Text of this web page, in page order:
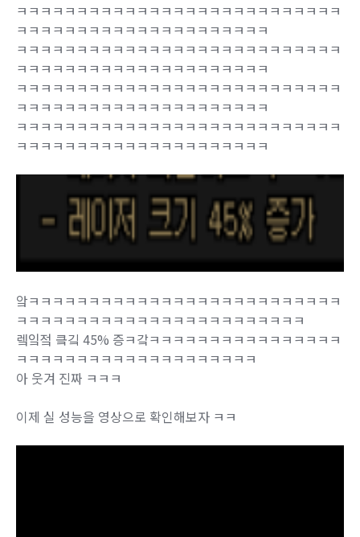
ㅋㅋㅋㅋㅋㅋㅋㅋㅋㅋㅋㅋㅋㅋㅋㅋㅋㅋㅋㅋㅋㅋㅋㅋㅋㅋㅋ
ㅋㅋㅋㅋㅋㅋㅋㅋㅋㅋㅋㅋㅋㅋㅋㅋㅋㅋㅋㅋㅋ
ㅋㅋㅋㅋㅋㅋㅋㅋㅋㅋㅋㅋㅋㅋㅋㅋㅋㅋㅋㅋㅋㅋㅋㅋㅋㅋㅋ
ㅋㅋㅋㅋㅋㅋㅋㅋㅋㅋㅋㅋㅋㅋㅋㅋㅋㅋㅋㅋㅋ
ㅋㅋㅋㅋㅋㅋㅋㅋㅋㅋㅋㅋㅋㅋㅋㅋㅋㅋㅋㅋㅋㅋㅋㅋㅋㅋㅋ
ㅋㅋㅋㅋㅋㅋㅋㅋㅋㅋㅋㅋㅋㅋㅋㅋㅋㅋㅋㅋㅋ
ㅋㅋㅋㅋㅋㅋㅋㅋㅋㅋㅋㅋㅋㅋㅋㅋㅋㅋㅋㅋㅋㅋㅋㅋㅋㅋㅋ
ㅋㅋㅋㅋㅋㅋㅋㅋㅋㅋㅋㅋㅋㅋㅋㅋㅋㅋㅋㅋㅋ
앜ㅋㅋㅋㅋㅋㅋㅋㅋㅋㅋㅋㅋㅋㅋㅋㅋㅋㅋㅋㅋㅋㅋㅋㅋㅋㅋ
ㅋㅋㅋㅋㅋㅋㅋㅋㅋㅋㅋㅋㅋㅋㅋㅋㅋㅋㅋㅋㅋㅋㅋㅋ
렠잌젘 킄깈 45% 증ㅋ갘ㅋㅋㅋㅋㅋㅋㅋㅋㅋㅋㅋㅋㅋㅋㅋㅋ
ㅋㅋㅋㅋㅋㅋㅋㅋㅋㅋㅋㅋㅋㅋㅋㅋㅋㅋㅋㅋ
아 웃겨 진짜 ㅋㅋㅋ
이제 실 성능을 영상으로 확인해보자 ㅋㅋ